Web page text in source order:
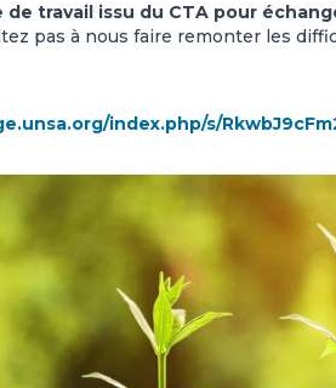
de travail issu du CTA pour
pas à nous faire remonter les
index.php/s/